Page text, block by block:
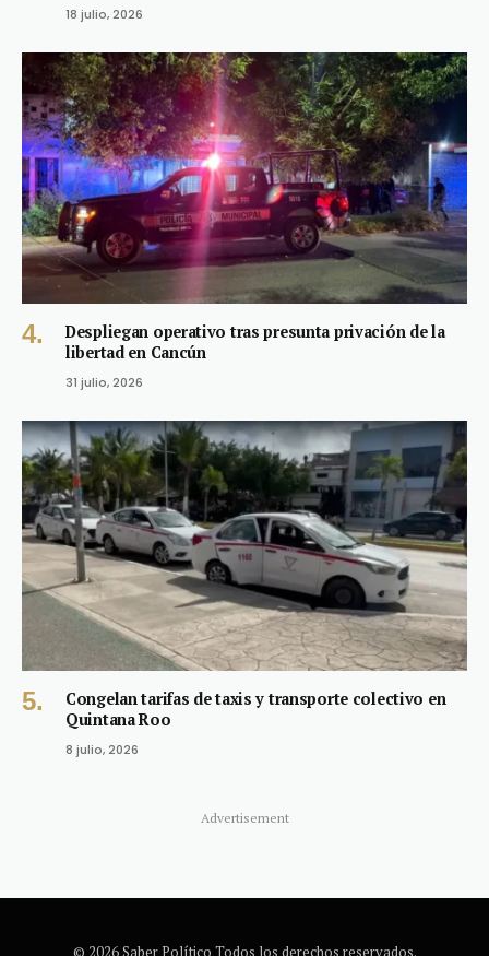
18 julio, 2026
Despliegan operativo tras presunta privación de la
libertad en Cancún
31 julio, 2026
Congelan tarifas de taxis y transporte colectivo en
Quintana Roo
8 julio, 2026
Advertisement
© 2026 Saber Político Todos los derechos reservados.